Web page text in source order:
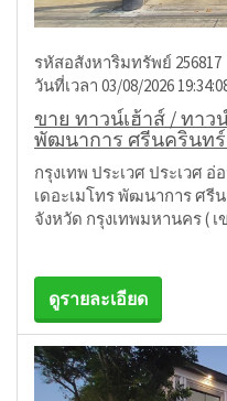
รหัสอสังหาริมทรัพย์ 256817
วันที่เวลา 03/08/2026
ขาย ทาวน์เฮ้าส์ / ทาว
พัฒนาการ ศรีนครินทร์
กรุงเทพ ประเวศ ประเวศ
เดอะเมโทร พัฒนาการ ศรี
จังหวัด กรุงเทพมหานคร ( เ
ดูรายละเอียด